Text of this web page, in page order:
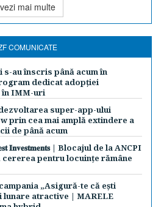
vezi mai multe
COMUNICATE
s-au înscris până acum în
dedicat adopției
IMM-uri
super-app-ului
prin cea mai amplă extindere a
de până acum
𝐈𝐧𝐯𝐞𝐬𝐭𝐦𝐞𝐧𝐭𝐬 | Blocajul de la ANCPI
pentru locuințe rămâne
„Asigură-te că ești
lunare atractive | MARELE